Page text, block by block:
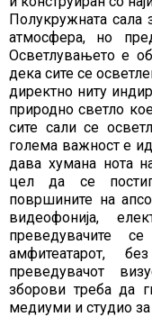
Полукружната сала
атмосфера, но
Осветлувањето е
дека сите се
директно ниту
природно светло
сите сали се
голема важност е
дава хумана нота
цел да се
површините на
видеофонија,
преведувачите
амфитеатарот,
преведувачот
зборови треба да
медиуми и студио за